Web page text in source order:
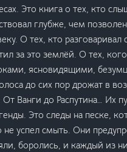
Это книга о тех, кто
глубже, чем
О тех, кто разговаривал
за это землёй. О тех,
ясновидящими,
до сих пор дрожат в
Ванги до Распутина… Их
Это следы на песке,
не успел смыть. Они
боролись, и каждый из